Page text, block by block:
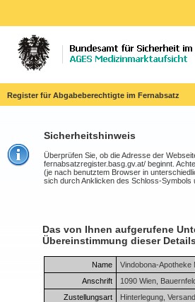
Register für Abgabeberechtigte im Fernabsatz
Sicherheitshinweis
Überprüfen Sie, ob die Adresse der
fernabsatzregister.basg.gv.at/ beginnt.
(je nach benutztem Browser in
sich durch Anklicken des Schloss-
Das von Ihnen aufgerufene
Übereinstimmung dieser
Name
Vindobona-Apotheke
Anschrift
1090 Wien,
Zustellungsart
Hinterlegung, Versand